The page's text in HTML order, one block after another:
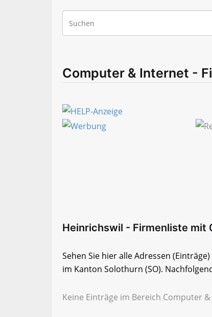
Computer & Internet -
Heinrichswil - Firmenliste mit
Sehen Sie hier alle Adressen
im Kanton Solothurn (SO).
Keine Einträge im Bereich Computer